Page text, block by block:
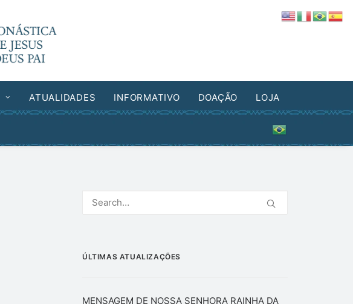
ATUALIDADES INFORMATIVO DOAÇÃO LOJA
ÚLTIMAS ATUALIZAÇÕES
MENSAGEM DE NOSSA SENHORA RAINHA DA